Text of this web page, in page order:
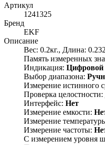
Артикул
1241325
Бренд
EKF
Описание
Вес: 0.2кг., Длина:
Память измеренных
Индикация: Цифровой
Выбор диапазона:
Измерение истинного
Проверка целостности:
Интерфейс: Нет
Измерение емкости:
Измерение
Измерение частоты:
С измерением уровня